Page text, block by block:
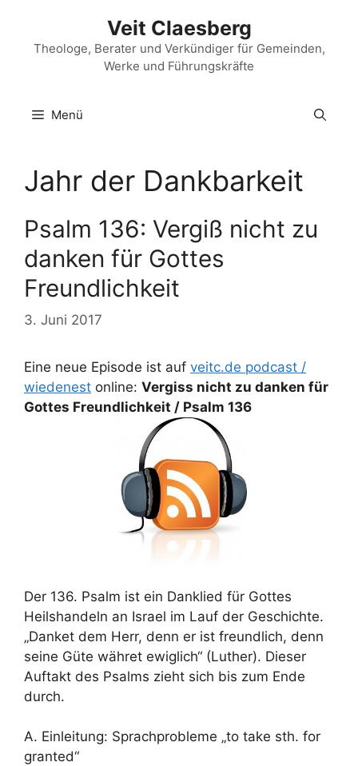
springen
Veit Claesberg
Theologe, Berater und Verkündiger für Gemeinden,
Werke und Führungskräfte
Menü
Jahr der Dankbarkeit
Psalm 136: Vergiß nicht zu
danken für Gottes
Freundlichkeit
3. Juni 2017
Eine neue Episode ist auf veitc.de podcast /
wiedenest online: Vergiss nicht zu danken für
Gottes Freundlichkeit / Psalm 136
Der 136. Psalm ist ein Danklied für Gottes
Heilshandeln an Israel im Lauf der Geschichte.
„Danket dem Herr, denn er ist freundlich, denn
seine Güte währet ewiglich“ (Luther). Dieser
Auftakt des Psalms zieht sich bis zum Ende
durch.
A. Einleitung: Sprachprobleme „to take sth. for
granted“